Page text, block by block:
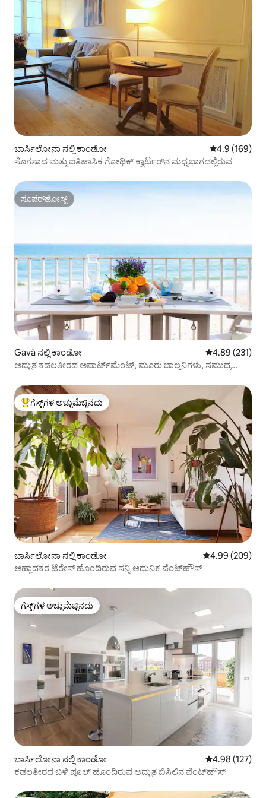
ಬಾರ್ಸಿಲೋನಾ ನಲ್ಲಿ ಕಾಂಡೋ 5 ರಲ್ಲಿ 4.9
4.9 (169)
ಸೊಗಸಾದ ಮತ್ತು ಐತಿಹಾಸಿಕ ಗೋಥಿಕ್ ಕ್ವಾರ್ಟರ್‌ನ ಮಧ್ಯಭಾಗದಲ್ಲಿರುವ
ಸೂಪರ್‌ಹೋಸ್ಟ್
ಸೂಪರ್‌ಹೋಸ್ಟ್
Gavà ನಲ್ಲಿ ಕಾಂಡೋ 5 ರಲ್ಲಿ 4.89
4.89 (231)
ಅದ್ಭುತ ಕಡಲತೀರದ ಅಪಾರ್ಟ್‌ಮೆಂಟ್, ಮೂರು ಬಾಲ್ಕನಿಗಳು, ಸಮುದ್ರ
ಗೆಸ್ಟ್‌ಗಳಿಗೆ ಅತಿ ಹೆಚ್ಚು ಅಚ್ಚುಮೆಚ್ಚಿನದು
ಗೆಸ್ಟ್‌ಗಳ ಅಚ್ಚುಮೆಚ್ಚಿನದು
ಬಾರ್ಸಿಲೋನಾ ನಲ್ಲಿ ಕಾಂಡೋ 5 ರಲ್ಲಿ 4.99
4.99 (209)
ಆಹ್ಲಾದಕರ ಟೆರೇಸ್ ಹೊಂದಿರುವ ಸನ್ನಿ ಆಧುನಿಕ ಪೆಂಟ್‌ಹೌಸ್
ಗೆಸ್ಟ್‌ಗಳ ಅಚ್ಚುಮೆಚ್ಚಿನದು
ಗೆಸ್ಟ್‌ಗಳ ಅಚ್ಚುಮೆಚ್ಚಿನದು
ಬಾರ್ಸಿಲೋನಾ ನಲ್ಲಿ ಕಾಂಡೋ 5 ರಲ್ಲಿ 4.98
4.98 (127)
ಕಡಲತೀರದ ಬಳಿ ಪೂಲ್ ಹೊಂದಿರುವ ಅದ್ಭುತ ಬಿಸಿಲಿನ ಪೆಂಟ್‌ಹೌಸ್